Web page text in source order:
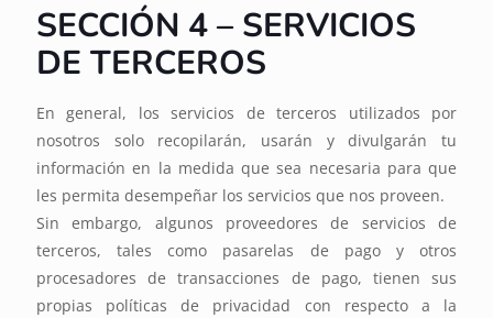
SECCIÓN 4 – SERVICIOS
DE TERCEROS
En general, los servicios de terceros utilizados por
nosotros solo recopilarán, usarán y divulgarán tu
información en la medida que sea necesaria para que
les permita desempeñar los servicios que nos proveen.
Sin embargo, algunos proveedores de servicios de
terceros, tales como pasarelas de pago y otros
procesadores de transacciones de pago, tienen sus
propias políticas de privacidad con respecto a la